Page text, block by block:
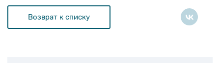
Возврат к списку